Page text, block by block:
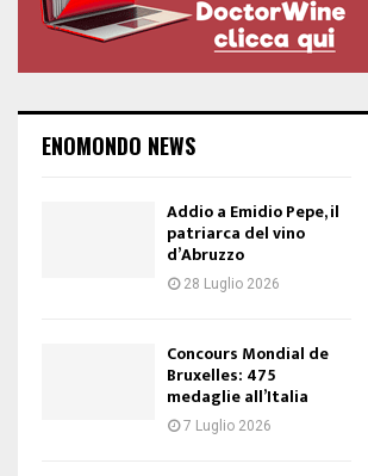
ENOMONDO NEWS
Addio a Emidio Pepe, il
patriarca del vino
d’Abruzzo
28 Luglio 2026
Concours Mondial de
Bruxelles: 475
medaglie all’Italia
7 Luglio 2026